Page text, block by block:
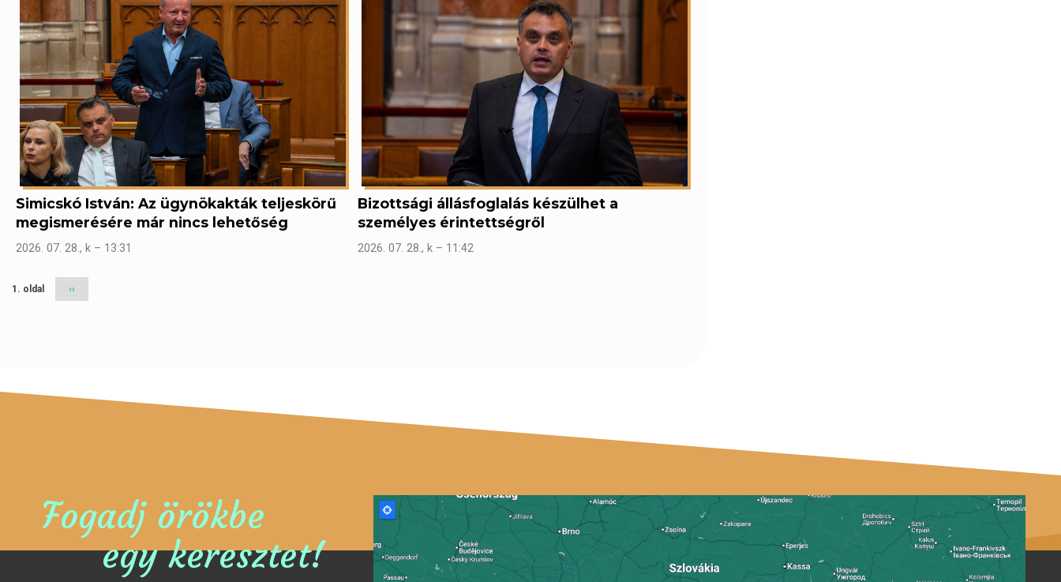
Simicskó István: Az ügynökakták teljeskörű
megismerésére már nincs lehetőség
2026. 07. 28., k – 13:31
Bizottsági állásfoglalás készülhet a
személyes érintettségről
2026. 07. 28., k – 11:42
1. oldal
Következő
››
Fogadj örökbe
egy keresztet!